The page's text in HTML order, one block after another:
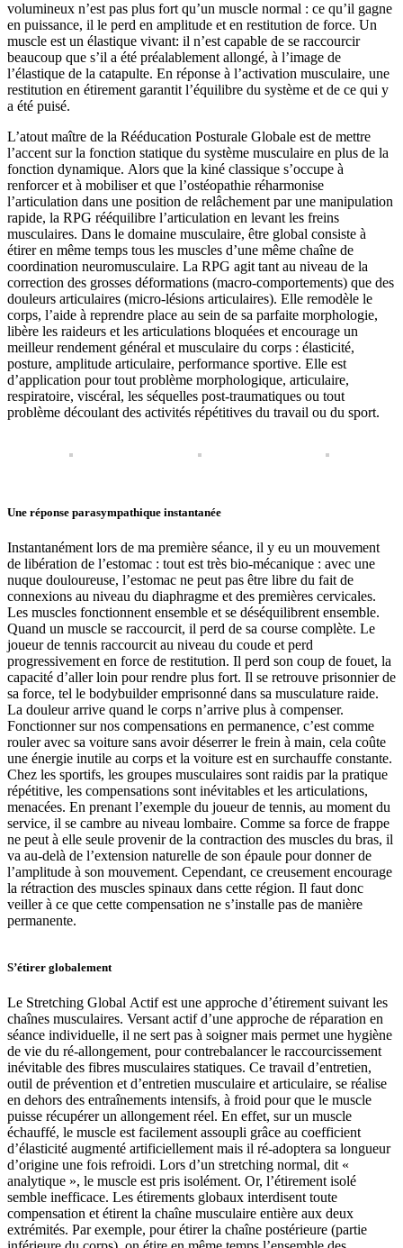
volumineux n’est pas plus fort qu’un muscle normal : ce qu’il gagne
en puissance, il le perd en amplitude et en restitution de force. Un
muscle est un élastique vivant: il n’est capable de se raccourcir
beaucoup que s’il a été préalablement allongé, à l’image de
l’élastique de la catapulte. En réponse à l’activation musculaire, une
restitution en étirement garantit l’équilibre du système et de ce qui y
a été puisé.
L’atout maître de la Rééducation Posturale Globale est de mettre
l’accent sur la fonction statique du système musculaire en plus de la
fonction dynamique. Alors que la kiné classique s’occupe à
renforcer et à mobiliser et que l’ostéopathie réharmonise
l’articulation dans une position de relâchement par une manipulation
rapide, la RPG rééquilibre l’articulation en levant les freins
musculaires. Dans le domaine musculaire, être global consiste à
étirer en même temps tous les muscles d’une même chaîne de
coordination neuromusculaire. La RPG agit tant au niveau de la
correction des grosses déformations (macro-comportements) que des
douleurs articulaires (micro-lésions articulaires). Elle remodèle le
corps, l’aide à reprendre place au sein de sa parfaite morphologie,
libère les raideurs et les articulations bloquées et encourage un
meilleur rendement général et musculaire du corps : élasticité,
posture, amplitude articulaire, performance sportive. Elle est
d’application pour tout problème morphologique, articulaire,
respiratoire, viscéral, les séquelles post-traumatiques ou tout
problème découlant des activités répétitives du travail ou du sport.
Une réponse parasympathique instantanée
Instantanément lors de ma première séance, il y eu un mouvement
de libération de l’estomac : tout est très bio-mécanique : avec une
nuque douloureuse, l’estomac ne peut pas être libre du fait de
connexions au niveau du diaphragme et des premières cervicales.
Les muscles fonctionnent ensemble et se déséquilibrent ensemble.
Quand un muscle se raccourcit, il perd de sa course complète. Le
joueur de tennis raccourcit au niveau du coude et perd
progressivement en force de restitution. Il perd son coup de fouet, la
capacité d’aller loin pour rendre plus fort. Il se retrouve prisonnier de
sa force, tel le bodybuilder emprisonné dans sa musculature raide.
La douleur arrive quand le corps n’arrive plus à compenser.
Fonctionner sur nos compensations en permanence, c’est comme
rouler avec sa voiture sans avoir déserrer le frein à main, cela coûte
une énergie inutile au corps et la voiture est en surchauffe constante.
Chez les sportifs, les groupes musculaires sont raidis par la pratique
répétitive, les compensations sont inévitables et les articulations,
menacées. En prenant l’exemple du joueur de tennis, au moment du
service, il se cambre au niveau lombaire. Comme sa force de frappe
ne peut à elle seule provenir de la contraction des muscles du bras, il
va au-delà de l’extension naturelle de son épaule pour donner de
l’amplitude à son mouvement. Cependant, ce creusement encourage
la rétraction des muscles spinaux dans cette région. Il faut donc
veiller à ce que cette compensation ne s’installe pas de manière
permanente.
S’étirer globalement
Le Stretching Global Actif est une approche d’étirement suivant les
chaînes musculaires. Versant actif d’une approche de réparation en
séance individuelle, il ne sert pas à soigner mais permet une hygiène
de vie du ré-allongement, pour contrebalancer le raccourcissement
inévitable des fibres musculaires statiques. Ce travail d’entretien,
outil de prévention et d’entretien musculaire et articulaire, se réalise
en dehors des entraînements intensifs, à froid pour que le muscle
puisse récupérer un allongement réel. En effet, sur un muscle
échauffé, le muscle est facilement assoupli grâce au coefficient
d’élasticité augmenté artificiellement mais il ré-adoptera sa longueur
d’origine une fois refroidi. Lors d’un stretching normal, dit «
analytique », le muscle est pris isolément. Or, l’étirement isolé
semble inefficace. Les étirements globaux interdisent toute
compensation et étirent la chaîne musculaire entière aux deux
extrémités. Par exemple, pour étirer la chaîne postérieure (partie